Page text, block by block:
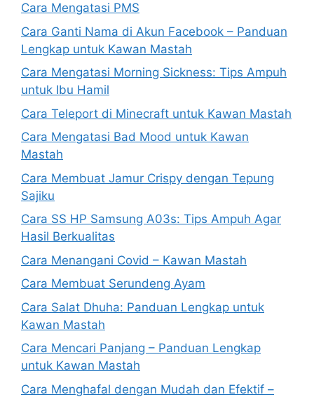
Cara Mengatasi PMS
Cara Ganti Nama di Akun Facebook – Panduan
Lengkap untuk Kawan Mastah
Cara Mengatasi Morning Sickness: Tips Ampuh
untuk Ibu Hamil
Cara Teleport di Minecraft untuk Kawan Mastah
Cara Mengatasi Bad Mood untuk Kawan
Mastah
Cara Membuat Jamur Crispy dengan Tepung
Sajiku
Cara SS HP Samsung A03s: Tips Ampuh Agar
Hasil Berkualitas
Cara Menangani Covid – Kawan Mastah
Cara Membuat Serundeng Ayam
Cara Salat Dhuha: Panduan Lengkap untuk
Kawan Mastah
Cara Mencari Panjang – Panduan Lengkap
untuk Kawan Mastah
Cara Menghafal dengan Mudah dan Efektif –